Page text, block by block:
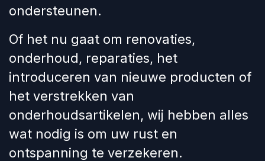
ondersteunen.
Of het nu gaat om renovaties,
onderhoud, reparaties, het
introduceren van nieuwe producten of
het verstrekken van
onderhoudsartikelen, wij hebben alles
wat nodig is om uw rust en
ontspanning te verzekeren.